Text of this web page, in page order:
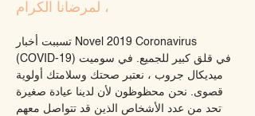
لمرضانا الكرام ،
تسببت أخبار Novel 2019 Coronavirus
(COVID-19) في قلق كبير للجميع. في سوميت
ميديكال جروب ، نعتبر صحتك وسلامتك أولوية
قصوى. نحن محظوظون لأن لدينا عيادة صغيرة
تحد من عدد الأشخاص الذين قد تتواصل معهم